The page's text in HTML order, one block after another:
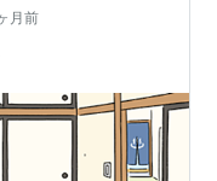
キング…
月前